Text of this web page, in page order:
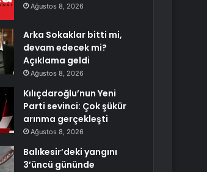
Ağustos 8, 2026
Arka Sokaklar bitti mi,
devam edecek mi?
Açıklama geldi
Ağustos 8, 2026
Kılıçdaroğlu’nun Yeni
Parti sevinci: Çok şükür
arınma gerçekleşti
Ağustos 8, 2026
Balıkesir’deki yangını
3’üncü gününde